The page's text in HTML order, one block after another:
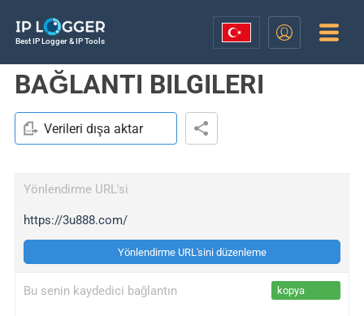
Best IP Logger & IP Tools
BAĞLANTI BILGILERI
Verileri dışa aktar
Yönlendirme URL'si
https://3u888.com/
Yönlendirme URL'sini düzenleme
Bu senin kaydedici bağlantın kopya